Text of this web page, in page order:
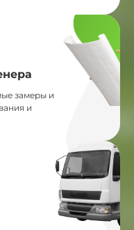
замеры и
и